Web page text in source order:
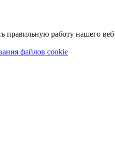
работу нашего
файлов cookie